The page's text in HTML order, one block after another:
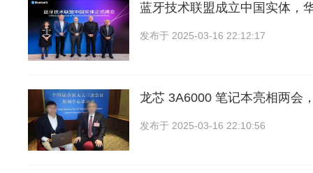
蓝牙技术联盟成立中国实体，
发布于 2025-03-16 22:12:17
龙芯 3A6000 笔记本亮相两会
发布于 2025-03-16 22:10:56